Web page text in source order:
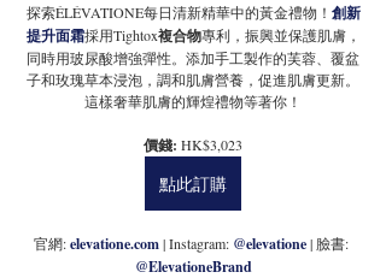
探索ÉLÉVATIONE每日清新精華中的黃金禮物！ 創新
提升面霜採用Tightox複合物專利，振興並保護肌膚，
同時用玻尿酸增強彈性。添加手工製作的芙蓉、覆盆
子和玫瑰草本浸泡，調和肌膚營養，促進肌膚更新。
這樣奢華肌膚的輝煌禮物等著你！
價錢: HK$3,023
點此訂購
官網: elevatione.com | Instagram: @elevatione | 臉書:
@ElevationeBrand